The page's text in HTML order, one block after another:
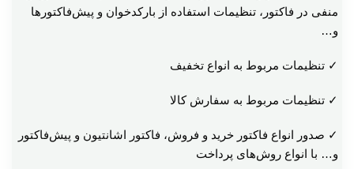
منفی در فاکتور، تنظیمات استفاده از بارکدخوان و پیش‌فاکتورها
و…
✓ تنظیمات مربوط به انواع تخفیف
✓ تنظیمات مربوط به سفارش کالا
✓ صدور انواع فاکتور خرید و فروش، فاکتور اشانتیون و پیش‌فاکتور
و… با انواع روش‌های پرداخت